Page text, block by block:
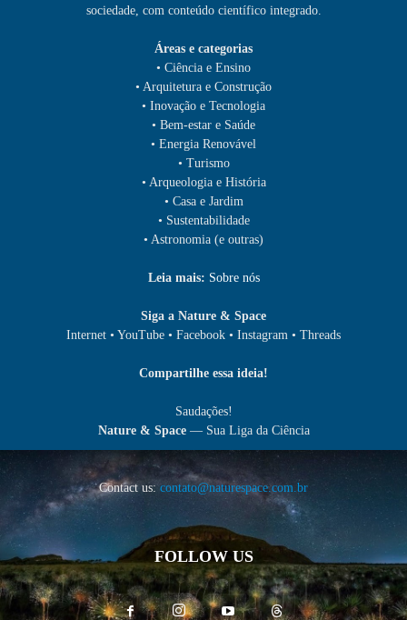
sociedade, com conteúdo científico integrado.
Áreas e categorias
• Ciência e Ensino
• Arquitetura e Construção
• Inovação e Tecnologia
• Bem-estar e Saúde
• Energia Renovável
• Turismo
• Arqueologia e História
• Casa e Jardim
• Sustentabilidade
• Astronomia (e outras)
Leia mais: Sobre nós
Siga a Nature & Space
Internet • YouTube • Facebook • Instagram • Threads
Compartilhe essa ideia!
Saudações!
Nature & Space— Sua Liga da Ciência
Contact us:contato@naturespace.com.br
FOLLOW US